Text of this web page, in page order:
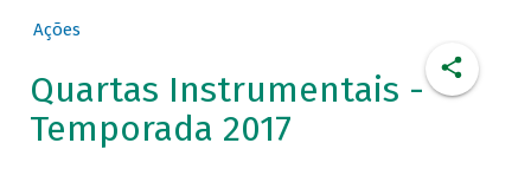
Ações
Quartas Instrumentais -
Temporada 2017